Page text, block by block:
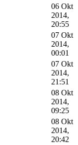
06 Okt
2014,
20:55
07 Okt
2014,
00:01
07 Okt
2014,
21:51
08 Okt
2014,
09:25
08 Okt
2014,
20:42